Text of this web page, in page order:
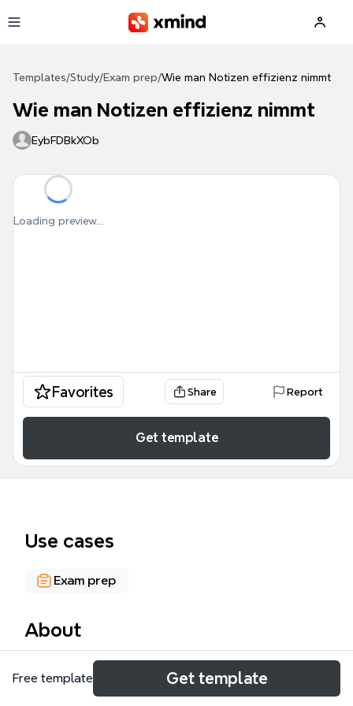
Templates/Study/Exam prep/Wie man Notizen effizienz nimmt
Wie man Notizen effizienz nimmt
EybFDBkXOb
Loading preview...
Favorites Share Report
Get template
Use cases
Exam prep
About
Die 'Wie man Notizen effizienz nimmt' Mindmap ist
ein strukturiertes Lernwerkzeug für Studierende und
Free template Get template